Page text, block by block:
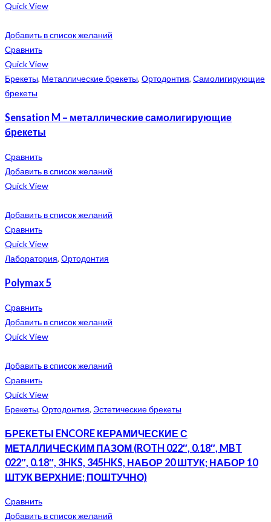
Quick View
Добавить в список желаний
Сравнить
Quick View
Брекеты, Металлические брекеты, Ортодонтия, Самолигирующие
брекеты
Sensation M – металлические самолигирующие
брекеты
Сравнить
Добавить в список желаний
Quick View
Добавить в список желаний
Сравнить
Quick View
Лаборатория, Ортодонтия
Polymax 5
Сравнить
Добавить в список желаний
Quick View
Добавить в список желаний
Сравнить
Quick View
Брекеты, Ортодонтия, Эстетические брекеты
БРЕКЕТЫ ENCORE КЕРАМИЧЕСКИЕ С
МЕТАЛЛИЧЕСКИМ ПАЗОМ (ROTH 022″, 0.18″, MBT
022″, 0.18″, 3HKS, 345HKS, НАБОР 20 ШТУК; НАБОР 10
ШТУК ВЕРХНИЕ; ПОШТУЧНО)
Сравнить
Добавить в список желаний